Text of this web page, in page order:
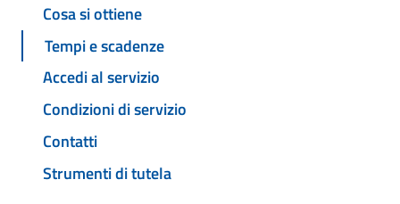
Cosa si ottiene
Tempi e scadenze
Accedi al servizio
Condizioni di servizio
Contatti
Strumenti di tutela